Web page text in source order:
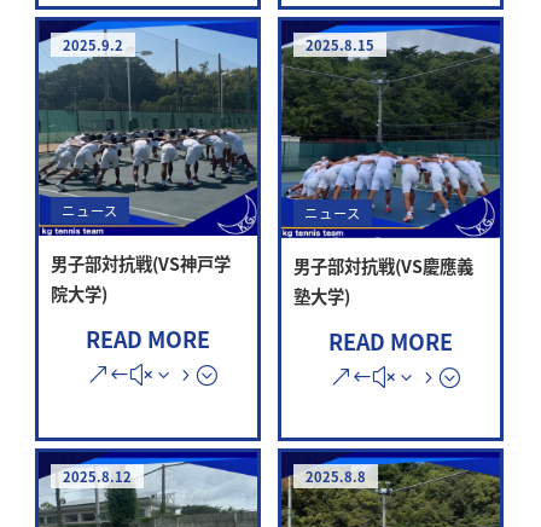
2025.9.2
ニュース
男子部対抗戦(VS神戸学
院大学)
READ MORE
2025.8.15
ニュース
男子部対抗戦(VS慶應義
塾大学)
READ MORE
2025.8.12 2025.8.8